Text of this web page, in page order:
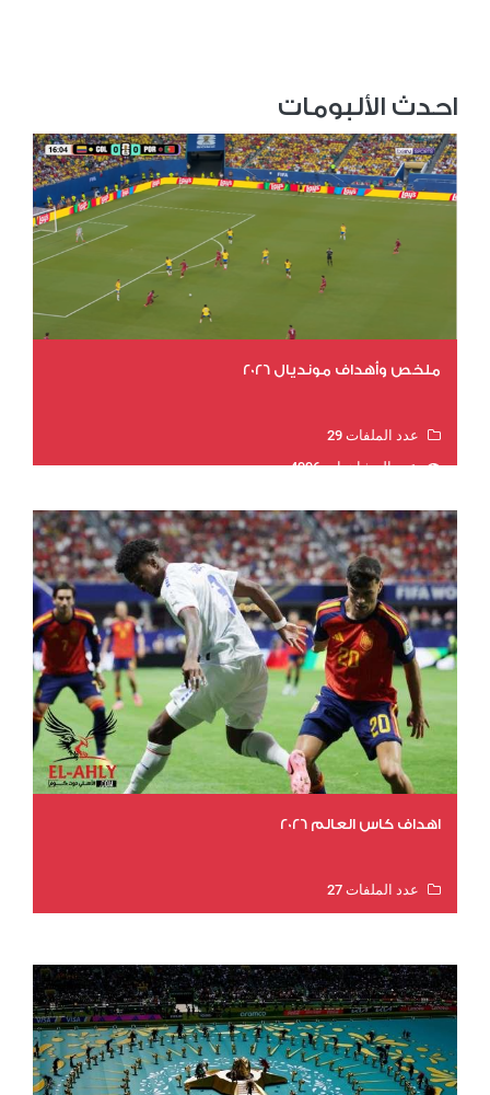
احدث الألبومات
ملخص وأهداف مونديال 2026
عدد الملفات 29
عدد المشاهدات 4996
اهداف كاس العالم 2026
عدد الملفات 27